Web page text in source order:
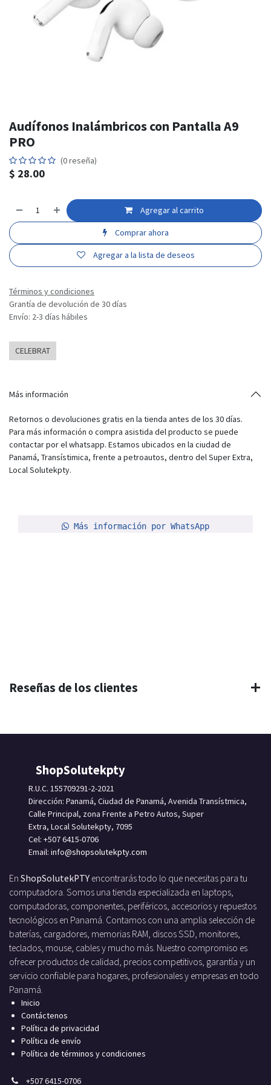
Audífonos Inalámbricos con Pantalla A9
PRO
(0 reseña)
$ 28.00
Agregar al carrito
Comprar ahora
Agregar a la lista de deseos
Términos y condiciones
Grantía de devolución de 30 días
Envío: 2-3 días hábiles
CELEBRAT
Más información
Retornos o devoluciones gratis en la tienda antes de los 30 días.
Para más información o compra asistida del producto se puede
contactar por el whatsapp. Estamos ubicados en la ciudad de
Panamá, Transístimica, frente a petroautos, dentro del Super Extra,
Local Solutekpty.
Más información por WhatsApp
Reseñas de los clientes
ShopSolutekpty
R.U.C. 155709291-2-2021
Dirección: Panamá, Ciudad de Panamá, Avenida Transístmica,
Calle Principal, zona Frente a Petro Autos, Super
Extra, Local Solutekpty, 7095
Cel: +507 6415-0706
Email: info@shopsolutekpty.com
En ShopSolutekPTY encontrarás todo lo que necesitas para tu
computadora. Somos una tienda especializada en laptops,
computadoras, componentes, periféricos, accesorios y repuestos
tecnológicos en Panamá. Contamos con una amplia selección de
baterías, cargadores, memorias RAM, discos SSD, monitores,
teclados, mouse, cables y mucho más. Nuestro compromiso es
ofrecer productos de calidad, precios competitivos, garantía y un
servicio confiable para hogares, profesionales y empresas en todo
Panamá.
Inicio
Contáctenos
Política de privacidad
Política de envío
Política de términos y condiciones
+507 6415-0706